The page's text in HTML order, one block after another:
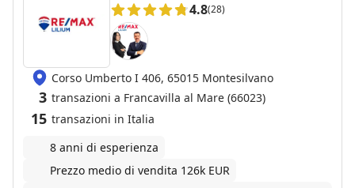
4.8(28)
Corso Umberto I 406, 65015 Montesilvano
3 transazioni a Francavilla al Mare (66023)
15 transazioni in Italia
8 anni di esperienza
Prezzo medio di vendita 126k EUR